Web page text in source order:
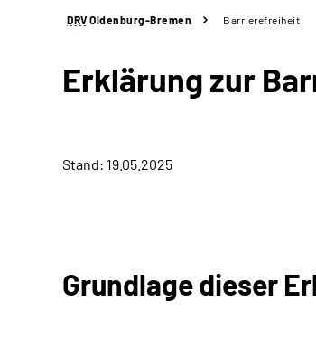
DRV Oldenburg-Bremen Barrierefreiheit
Erklärung zur
Stand: 19.05.2025
Grundlage dieser